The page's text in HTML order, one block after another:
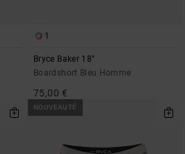
1
Bryce Baker 18"
Boardshort Bleu Homme
75,00 €
NOUVEAUTÉ